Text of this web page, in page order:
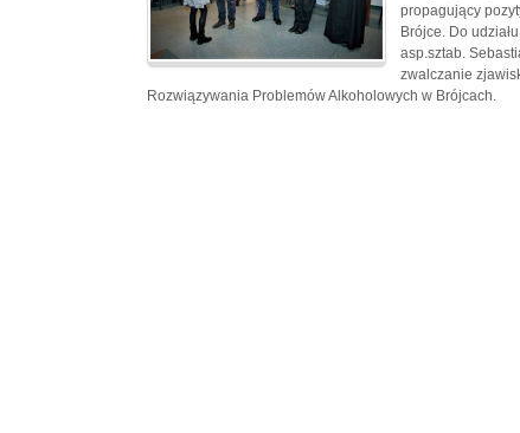
propagujący
Brójce. Do
asp.sztab.
zwalczanie
Rozwiązywania Problemów Alkoholowych w Brójcach.